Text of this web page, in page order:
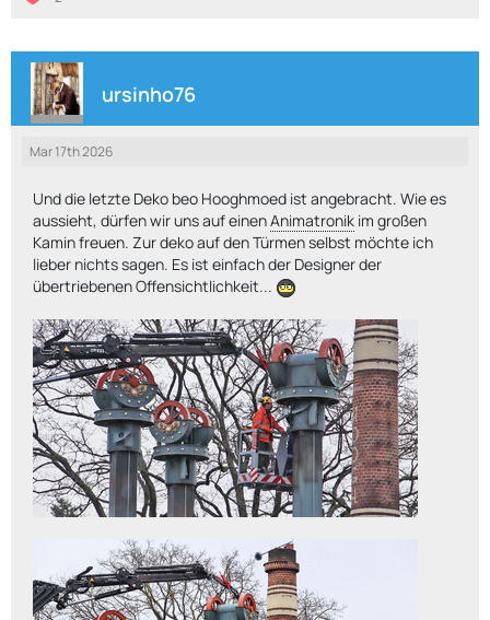
ursinho76
Mar 17th 2026
Und die letzte Deko beo Hooghmoed ist angebracht. Wie es
aussieht, dürfen wir uns auf einenAnimatronik im großen
Kamin freuen. Zur deko auf den Türmen selbst möchte ich
lieber nichts sagen. Es ist einfach der Designer der
übertriebenen Offensichtlichkeit...